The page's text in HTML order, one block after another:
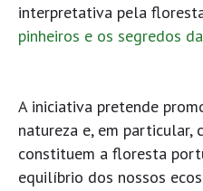
interpretativa pela
pinheiros e os segredos
A iniciativa pretende
natureza e, em particular,
constituem a floresta
equilíbrio dos nossos